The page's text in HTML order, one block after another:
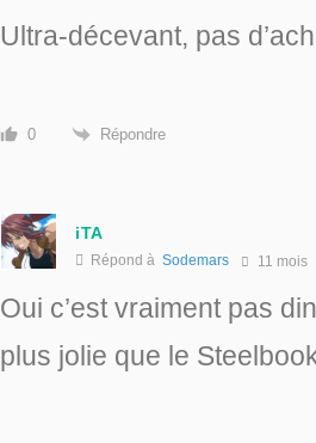
Ultra-décevant, pas
0 Répondre
iTA
Répond à Sodemars 11 mois
Oui c’est vraiment pas
plus jolie que le